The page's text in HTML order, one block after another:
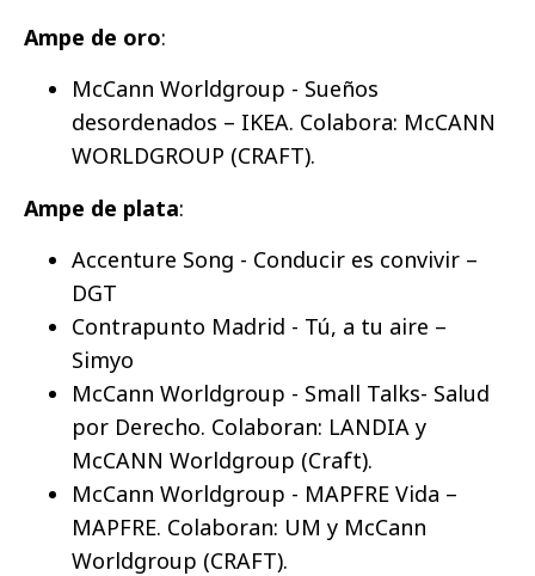
Ampe de oro:
McCann Worldgroup - Sueños
desordenados – IKEA. Colabora: McCANN
WORLDGROUP (CRAFT).
Ampe de plata:
Accenture Song - Conducir es convivir –
DGT
Contrapunto Madrid - Tú, a tu aire –
Simyo
McCann Worldgroup - Small Talks- Salud
por Derecho. Colaboran: LANDIA y
McCANN Worldgroup (Craft).
McCann Worldgroup - MAPFRE Vida –
MAPFRE. Colaboran: UM y McCann
Worldgroup (CRAFT).